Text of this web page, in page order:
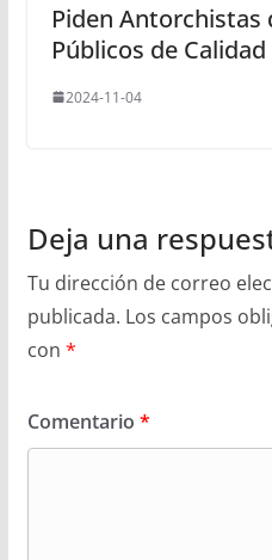
Piden Antorchistas
Públicos de Calidad
2024-11-04
Deja una
Tu dirección de correo
publicada. Los campos
con *
Comentario *